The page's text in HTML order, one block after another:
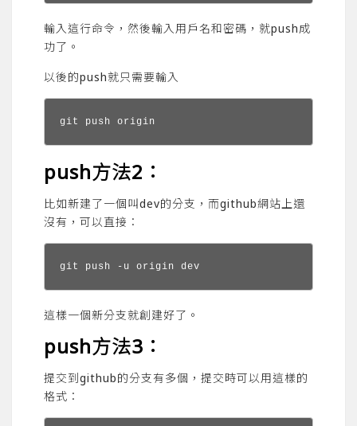
輸入這行命令，然後輸入用戶名和密碼，就push成
功了。
以後的push就只需要輸入
git push origin
push方法2：
比如新建了一個叫dev的分支，而github網站上還
沒有，可以直接：
git push -u origin dev
這樣一個新分支就創建好了。
push方法3：
提交到github的分支有多個，提交時可以用這樣的
格式：